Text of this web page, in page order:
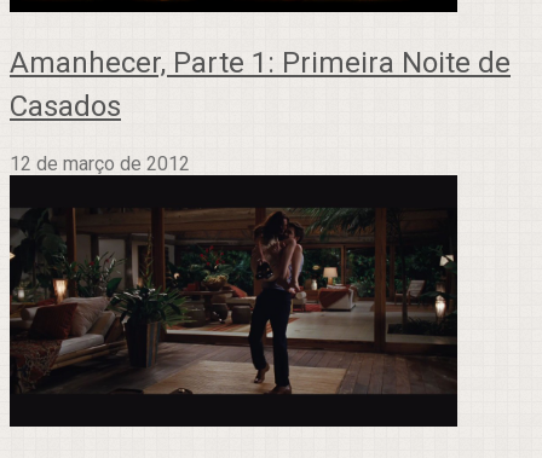
Amanhecer, Parte 1: Primeira Noite de
Casados
12 de março de 2012